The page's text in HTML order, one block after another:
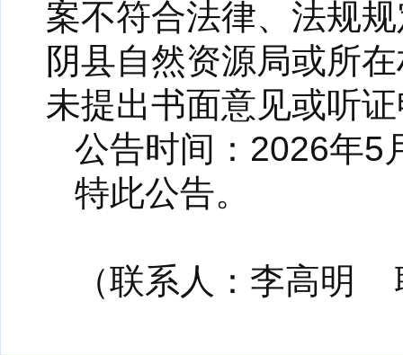
案不符合法律、法规
阴县自然资源局或所
未提出书面意见或听
公告时间：2026年5
特此公告。
（联系人：李高明